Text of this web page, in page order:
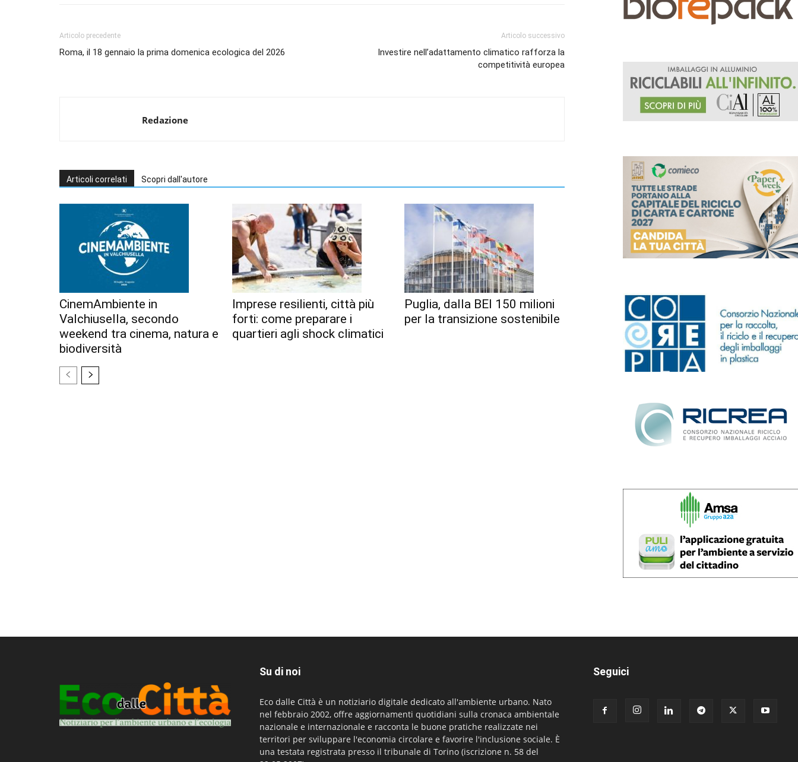
Articolo precedente
Roma, il 18 gennaio la prima domenica ecologica del 2026
Articolo successivo
Investire nell’adattamento climatico rafforza la
competitività europea
Redazione
Articoli correlati Scopri dall'autore
CinemAmbiente in
Valchiusella, secondo
weekend tra cinema, natura e
biodiversità
Imprese resilienti, città più
forti: come preparare i
quartieri agli shock climatici
Puglia, dalla BEI 150 milioni
per la transizione sostenibile
Su di noi
Eco dalle Città è un notiziario digitale dedicato all'ambiente urbano. Nato
nel febbraio 2002, offre aggiornamenti quotidiani sulla cronaca ambientale
nazionale e internazionale e racconta le buone pratiche realizzate nei
territori per sviluppare l'economia circolare e favorire l'inclusione sociale. È
una testata registrata presso il tribunale di Torino (iscrizione n. 58 del
Seguici